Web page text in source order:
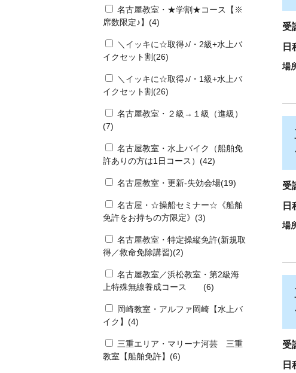
名古屋教室・★学割★コース【※
席数限定♪】(4)
＼イッキに☆取得♪/・2級+水上バ
イクセット割(26)
＼イッキに☆取得♪/・1級+水上バ
イクセット割(26)
名古屋教室・２級→１級（進級）
(7)
名古屋教室・水上バイク（船舶免
許ありの方は1日コース）(42)
名古屋教室・更新-失効会場(19)
名古屋・☆操船セミナー☆《船舶
免許をお持ちの方限定》(3)
名古屋教室・特定操縦免許(新規取
得／救命免除講習)(2)
名古屋教室／浜松教室・第2級海
上特殊無線養成コース (6)
岡崎教室・アルファ岡崎【水上バ
イク】(4)
三重エリア・マリーナ河芸 三重
教室【船舶免許】(6)
受
日
場
受
日
場
受
日